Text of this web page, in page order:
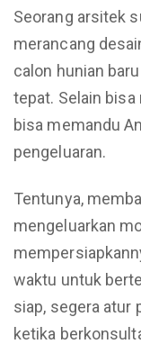
Seorang arsitek
merancang
calon hunian
tepat. Selain
bisa memandu
pengeluaran.
Tentunya,
mengeluarkan
waktu untuk
siap, segera atur
ketika